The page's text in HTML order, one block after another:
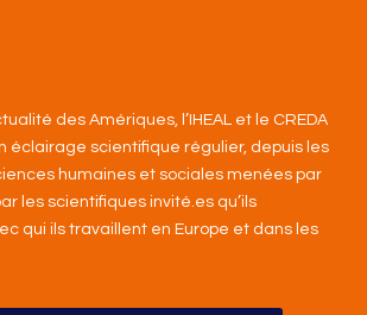
des Amériques, l’IHEAL et le CREDA
éclairage scientifique régulier, depuis les
humaines et sociales menées par
les scientifiques invité.es qu’ils
qui ils travaillent en Europe et dans les